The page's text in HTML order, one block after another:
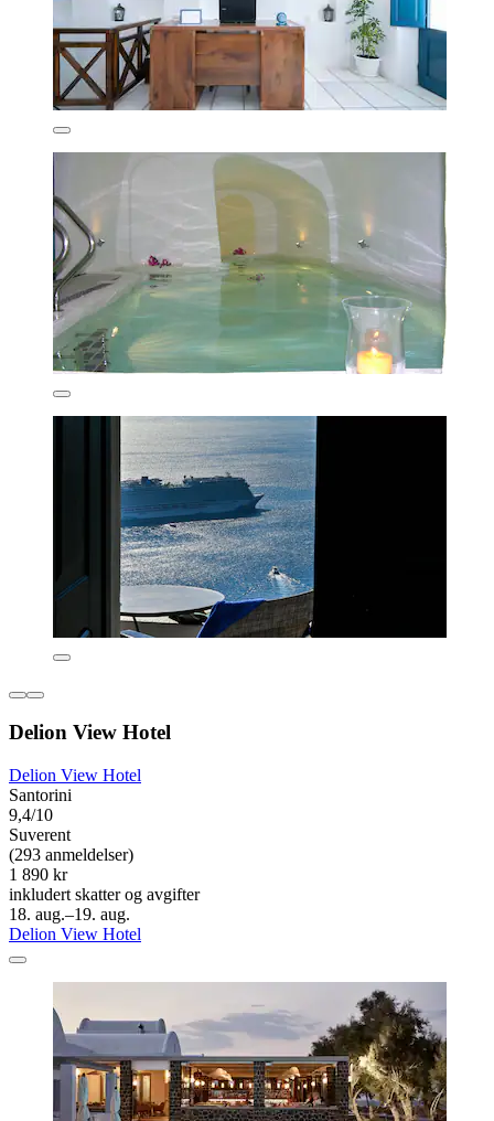
Delion View Hotel
Delion View Hotel
Santorini
9,4/10
Suverent
(293 anmeldelser)
1 890 kr
inkludert skatter og avgifter
18. aug.–19. aug.
Delion View Hotel